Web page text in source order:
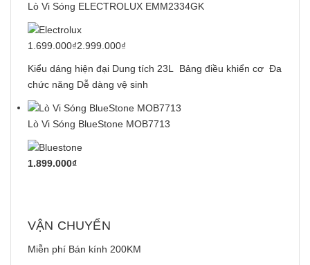
Lò Vi Sóng ELECTROLUX EMM2334GK
1.699.000₫2.999.000₫
Kiểu dáng hiện đại Dung tích 23L Bảng điều khiển cơ Đa
chức năng Dễ dàng vệ sinh
Lò Vi Sóng BlueStone MOB7713
1.899.000₫
VẬN CHUYỂN
Miễn phí Bán kính 200KM